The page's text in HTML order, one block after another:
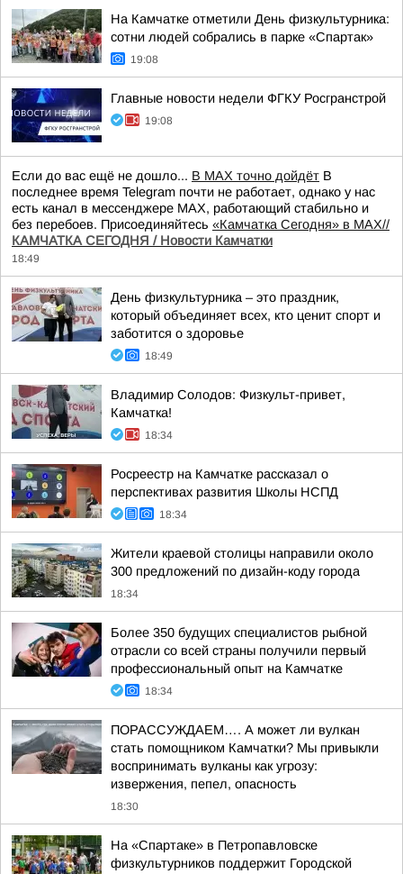
На Камчатке отметили День физкультурника:
сотни людей собрались в парке «Спартак»
19:08
Главные новости недели ФГКУ Росгранстрой
19:08
Если до вас ещё не дошло... В MAX точно дойдёт В
последнее время Telegram почти не работает, однако у нас
есть канал в мессенджере MAX, работающий стабильно и
без перебоев. Присоединяйтесь «Камчатка Сегодня» в MAX//
КАМЧАТКА СЕГОДНЯ / Новости Камчатки
18:49
День физкультурника – это праздник,
который объединяет всех, кто ценит спорт и
заботится о здоровье
18:49
Владимир Солодов: Физкульт-привет,
Камчатка!
18:34
Росреестр на Камчатке рассказал о
перспективах развития Школы НСПД
18:34
Жители краевой столицы направили около
300 предложений по дизайн-коду города
18:34
Более 350 будущих специалистов рыбной
отрасли со всей страны получили первый
профессиональный опыт на Камчатке
18:34
ПОРАССУЖДАЕМ…. А может ли вулкан
стать помощником Камчатки? Мы привыкли
воспринимать вулканы как угрозу:
извержения, пепел, опасность
18:30
На «Спартаке» в Петропавловске
физкультурников поддержит Городской